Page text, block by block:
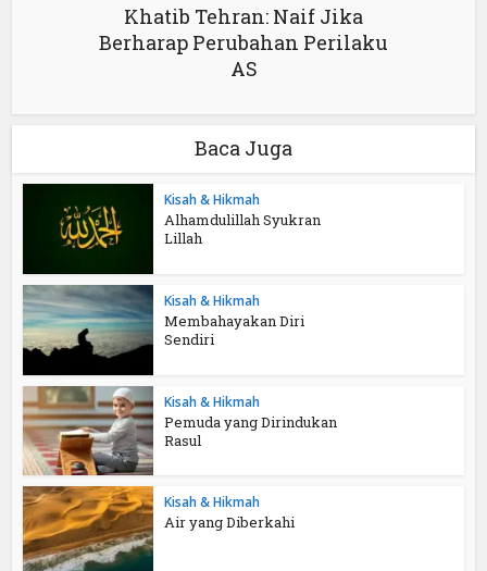
Khatib Tehran: Naif Jika
Berharap Perubahan Perilaku
AS
Baca Juga
Kisah & Hikmah
Alhamdulillah Syukran
Lillah
Kisah & Hikmah
Membahayakan Diri
Sendiri
Kisah & Hikmah
Pemuda yang Dirindukan
Rasul
Kisah & Hikmah
Air yang Diberkahi